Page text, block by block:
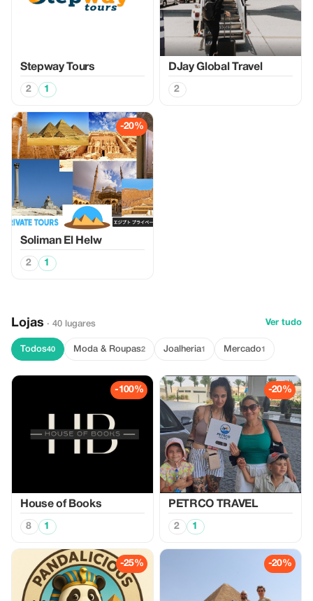
Stepway Tours
2 1
DJay Global Travel
2
-20%
Soliman El Helw
2 1
Lojas · 40 lugares Ver tudo
Todos40 Moda & Roupas2 Joalheria1 Mercado1
-100%
House of Books
8 1
-20%
PETRCO TRAVEL
2 1
-25% -20%